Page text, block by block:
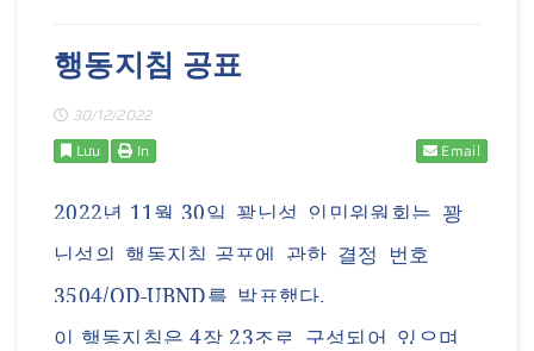
행동지침 공표
30/12/2022
Lưu
In Email
2022년 11월 30일 꽝닌성 인민위원회는 꽝
닌성의 행동지침 공포에 관한 결정 번호
3504/QD-UBND를 발표했다.
이 행동지침은 4장 23조로 구성되어 있으며